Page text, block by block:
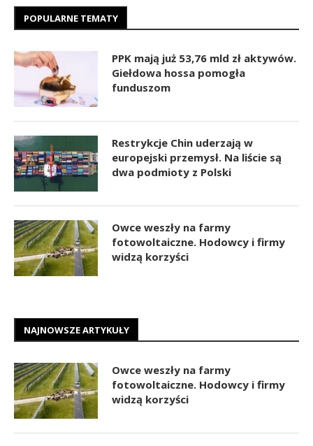
POPULARNE TEMATY
PPK mają już 53,76 mld zł aktywów.
Giełdowa hossa pomogła
funduszom
Restrykcje Chin uderzają w
europejski przemysł. Na liście są
dwa podmioty z Polski
Owce weszły na farmy
fotowoltaiczne. Hodowcy i firmy
widzą korzyści
NAJNOWSZE ARTYKUŁY
Owce weszły na farmy
fotowoltaiczne. Hodowcy i firmy
widzą korzyści